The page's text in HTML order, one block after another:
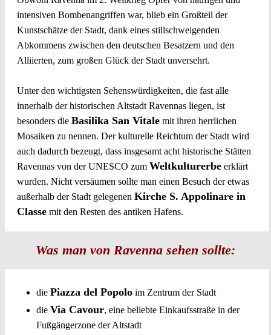
intensiven Bombenangriffen war, blieb ein Großteil der
Kunstschätze der Stadt, dank eines stillschweigenden
Abkommens zwischen den deutschen Besatzern und den
Alliierten, zum großen Glück der Stadt unversehrt.
Unter den wichtigsten Sehenswürdigkeiten, die fast alle
innerhalb der historischen Altstadt Ravennas liegen, ist
besonders die Basilika San Vitale mit ihren herrlichen
Mosaiken zu nennen. Der kulturelle Reichtum der Stadt wird
auch dadurch bezeugt, dass insgesamt acht historische Stätten
Ravennas von der UNESCO zum Weltkulturerbe erklärt
wurden. Nicht versäumen sollte man einen Besuch der etwas
außerhalb der Stadt gelegenen Kirche S. Appolinare in
Classe mit den Resten des antiken Hafens.
Was man von Ravenna sehen sollte:
die Piazza del Popolo im Zentrum der Stadt
die Via Cavour, eine beliebte Einkaufsstraße in der
Fußgängerzone der Altstadt